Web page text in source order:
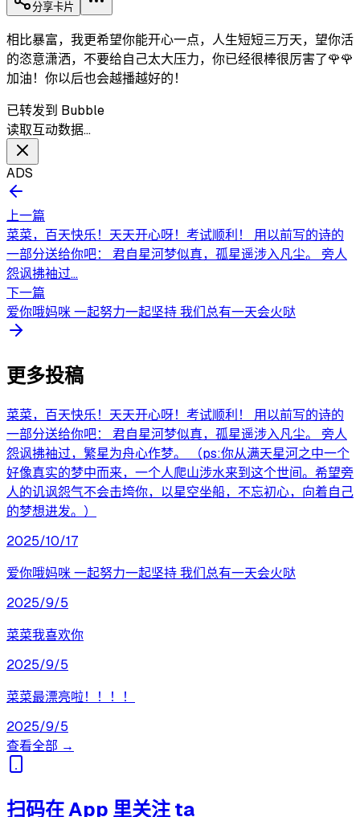
分享卡片
相比暴富，我更希望你能开心一点，人生短短三万天，望你活
的恣意潇洒，不要给自己太大压力，你已经很棒很厉害了🌹🌹
加油！你以后也会越播越好的！
已转发到 Bubble
读取互动数据…
ADS
上一篇
菜菜，百天快乐！天天开心呀！考试顺利！ 用以前写的诗的
一部分送给你吧： 君自星河梦似真，孤星遥涉入凡尘。 旁人
怨讽拂袖过...
下一篇
爱你哦妈咪 一起努力一起坚持 我们总有一天会火哒
更多投稿
菜菜，百天快乐！天天开心呀！考试顺利！ 用以前写的诗的
一部分送给你吧： 君自星河梦似真，孤星遥涉入凡尘。 旁人
怨讽拂袖过，繁星为舟心作梦。 （ps:你从满天星河之中一个
好像真实的梦中而来，一个人爬山涉水来到这个世间。希望旁
人的讥讽怨气不会击垮你，以星空坐船，不忘初心，向着自己
的梦想进发。）
2025/10/17
爱你哦妈咪 一起努力一起坚持 我们总有一天会火哒
2025/9/5
菜菜我喜欢你
2025/9/5
菜菜最漂亮啦！！！！
2025/9/5
查看全部 →
扫码在 App 里关注 ta